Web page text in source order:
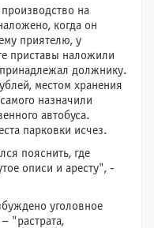
на
когда он
приятелю, у
приставы наложили
должнику.
местом хранения
назначили
автобуса.
парковки исчез.
пояснить, где
описи и аресту", -
уголовное
"растрата,